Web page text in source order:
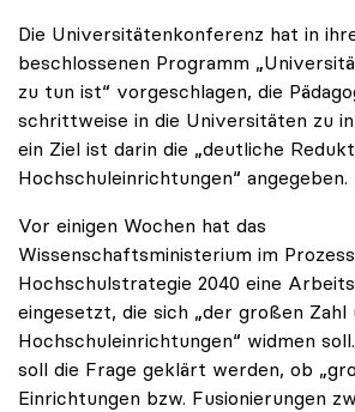
Die Universitätenkonferenz hat in
beschlossenen Programm
zu tun ist“ vorgeschlagen, die
schrittweise in die Universitäten zu
ein Ziel ist darin die „deutliche
Hochschuleinrichtungen“ angegeben.
Vor einigen Wochen hat das
Wissenschaftsministerium im
Hochschulstrategie 2040 eine
eingesetzt, die sich „der großen Zahl
Hochschuleinrichtungen“ widmen
soll die Frage geklärt werden, ob
Einrichtungen bzw. Fusionierungen